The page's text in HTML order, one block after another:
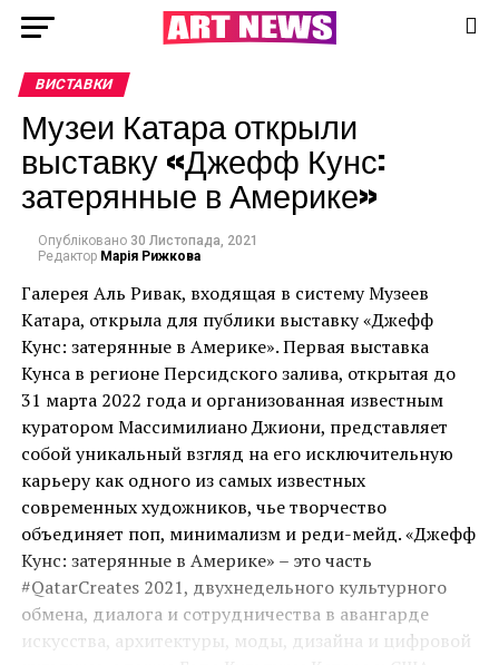
ВИСТАВКИ
Музеи Катара открыли
выставку «Джефф Кунс:
затерянные в Америке»
Опубліковано 30 Листопада, 2021
Редактор Марія Рижкова
Галерея Аль Ривак, входящая в систему Музеев
Катара, открыла для публики выставку «Джефф
Кунс: затерянные в Америке». Первая выставка
Кунса в регионе Персидского залива, открытая до
31 марта 2022 года и организованная известным
куратором Массимилиано Джиони, представляет
собой уникальный взгляд на его исключительную
карьеру как одного из самых известных
современных художников, чье творчество
объединяет поп, минимализм и реди-мейд. «Джефф
Кунс: затерянные в Америке» – это часть
#QatarCreates 2021, двухнедельного культурного
обмена, диалога и сотрудничества в авангарде
искусства, архитектуры, моды, дизайна и цифровой